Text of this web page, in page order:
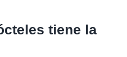
tiene la